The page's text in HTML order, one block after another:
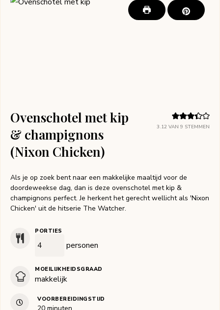
3.12 VAN 9 STEMMEN
Ovenschotel met kip
& champignons
(Nixon Chicken)
Als je op zoek bent naar een makkelijke maaltijd voor de
doordeweekse dag, dan is deze ovenschotel met kip &
champignons perfect. Je herkent het gerecht wellicht als 'Nixon
Chicken' uit de hitserie The Watcher.
PORTIES
personen
MOEILIJKHEIDSGRAAD
makkelijk
VOORBEREIDINGSTIJD
minuten